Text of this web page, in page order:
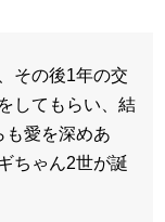
その後1年の交
してもらい、結
も愛を深めあ
ちゃん2世が誕